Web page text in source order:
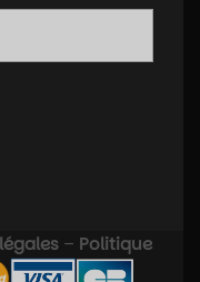
– Politique